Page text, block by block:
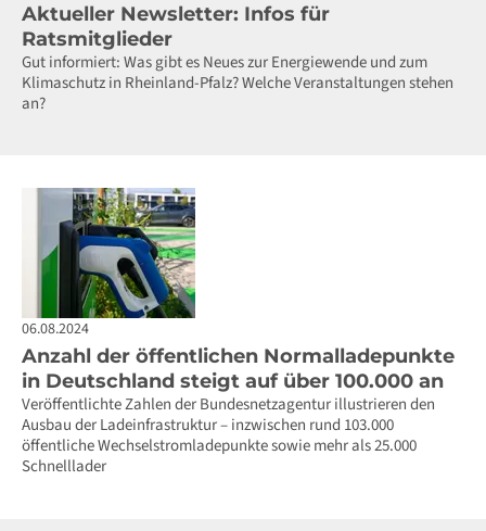
Aktueller Newsletter: Infos für
Ratsmitglieder
Gut informiert: Was gibt es Neues zur Energiewende und zum
Klimaschutz in Rheinland-Pfalz? Welche Veranstaltungen stehen
an?
06.08.2024
Anzahl der öffentlichen Normalladepunkte
in Deutschland steigt auf über 100.000 an
Veröffentlichte Zahlen der Bundesnetzagentur illustrieren den
Ausbau der Ladeinfrastruktur – inzwischen rund 103.000
öffentliche Wechselstromladepunkte sowie mehr als 25.000
Schnelllader